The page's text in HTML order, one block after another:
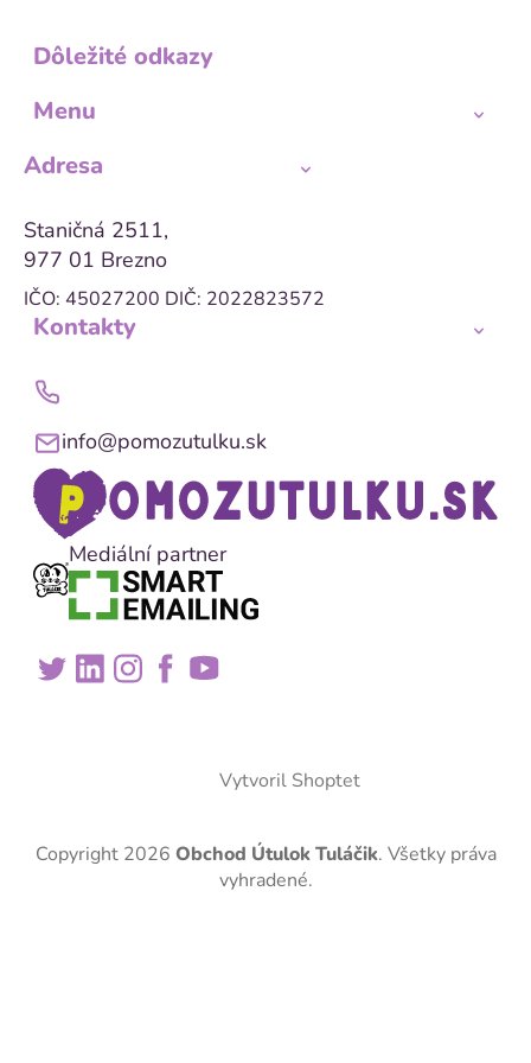
Dôležité odkazy
Menu
Adresa
Staničná 2511,
977 01 Brezno
IČO: 45027200 DIČ: 2022823572
Kontakty
info@pomozutulku.sk
Mediální partner
Vytvoril Shoptet
Copyright 2026 Obchod Útulok Tuláčik. Všetky práva
vyhradené.